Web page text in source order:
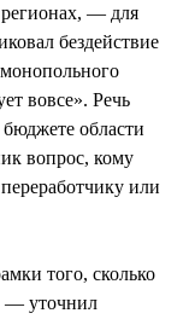
— для
бездействие
вовсе». Речь
области
вопрос, кому
или
того, сколько
— уточнил